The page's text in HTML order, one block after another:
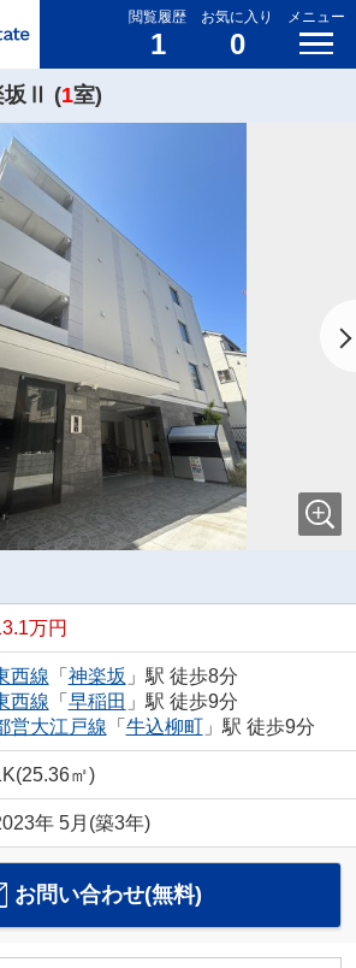
閲覧履歴
1
お気に入り
0
メニュー
坂Ⅱ (1室)
万円
西線 「 神楽坂 」駅 徒歩8分
西線 「 早稲田 」駅 徒歩9分
営大江戸線 「 牛込柳町」駅 徒歩9分
㎡)
年 5月(築3年)
お問い合わせ(無料)